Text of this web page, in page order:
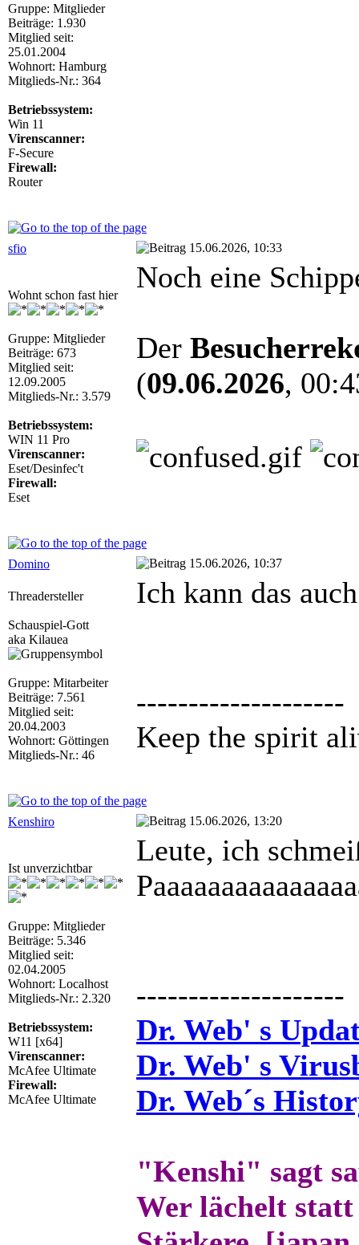
Gruppe: Mitglieder
Beiträge: 1.930
Mitglied seit:
25.01.2004
Wohnort: Hamburg
Mitglieds-Nr.: 364
Betriebssystem:
Win 11
Virenscanner:
F-Secure
Firewall:
Router
sfio 15.06.2026, 10:33
Wohnt schon fast hier
Gruppe: Mitglieder
Beiträge: 673
Mitglied seit:
12.09.2005
Mitglieds-Nr.: 3.579
Betriebssystem:
WIN 11 Pro
Virenscanner:
Eset/Desinfec't
Firewall:
Eset
Noch eine
Der
(09.06.2026,
Domino 15.06.2026, 10:37
Threadersteller
Schauspiel-Gott
aka Kilauea
Gruppe: Mitarbeiter
Beiträge: 7.561
Mitglied seit:
20.04.2003
Wohnort: Göttingen
Mitglieds-Nr.: 46
Ich kann das
--------------------
Keep the spirit
Kenshiro 15.06.2026, 13:20
Ist unverzichtbar
Gruppe: Mitglieder
Beiträge: 5.346
Mitglied seit:
02.04.2005
Wohnort: Localhost
Mitglieds-Nr.: 2.320
Betriebssystem:
W11 [x64]
Virenscanner:
McAfee Ultimate
Firewall:
McAfee Ultimate
Leute, ich
--------------------
Dr. Web' s
Dr. Web' s
Dr. Web´s
"Kenshi" sagt
Wer lächelt